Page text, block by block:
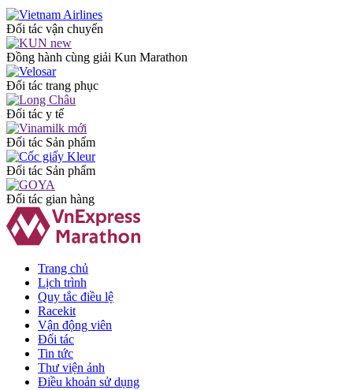
Đối tác vận chuyển
Đồng hành cùng giải Kun Marathon
Đối tác trang phục
Đối tác y tế
Đối tác Sản phẩm
Đối tác Sản phẩm
Đối tác gian hàng
Trang chủ
Lịch trình
Quy tắc điều lệ
Racekit
Vận động viên
Đối tác
Tin tức
Thư viện ảnh
Điều khoản sử dụng